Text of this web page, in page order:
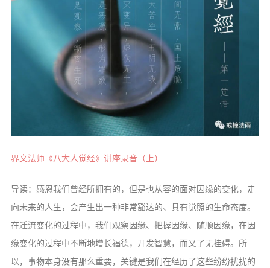
弘法活动
西园法讯
皈依斋戒
义工家园
观世音热线
菩提静修营
学报论集
信息公告
戒幢论坛
界文法师《八大人觉经》讲座录音（上）
导读：感恩我们曾经所拥有的，但是也从容的面对因缘的变化，走
向未来的人生，会产生出一种非常豁达的、具有觉照的生命态度。
在迁流变化的过程中，我们观察因缘、把握因缘、随顺因缘，在因
缘变化的过程中不断地增长福德，开发智慧，而又了无挂碍。所
以，事物本身没有那么重要，关键是我们在经历了这些纷纷扰扰的